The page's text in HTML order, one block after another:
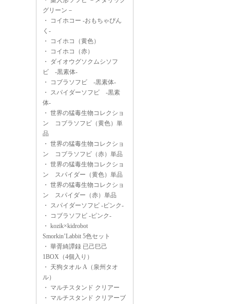
グリーン－
・
コイホコー -おもちゃぴん
く-
・
コイホコ（黄色）
・
コイホコ（赤）
・ ダイオウグソクムシソフ
ビ -黒素体-
・
コブラソフビ -黒素体-
・ スパイダーソフビ -黒素
体-
・ 世界の猛毒生物コレクショ
ン コブラソフビ（黄色）単
品
・ 世界の猛毒生物コレクショ
ン コブラソフビ（赤）単品
・ 世界の猛毒生物コレクショ
ン スパイダー（黄色）単品
・ 世界の猛毒生物コレクショ
ン スパイダー（赤）単品
・ スパイダーソフビ -ピンク-
・
コブラソフビ -ピンク-
・ kozik×kidrobot
Smorkin’Labbit 5色セット
・ 華胥綺譚録 已己巳己
1BOX（4個入り）
・ 天狗タオル A（泉州タオ
ル）
・ マルチスタンド クリアー
・ マルチスタンド クリアーブ